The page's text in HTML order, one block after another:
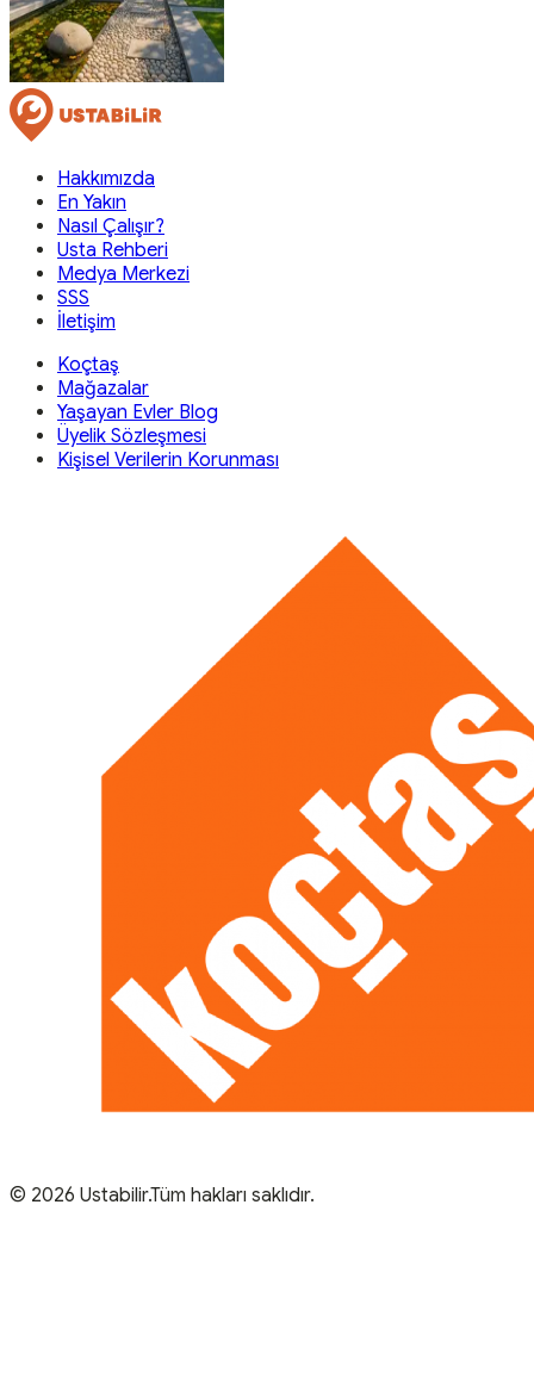
Hakkımızda
En Yakın
Nasıl Çalışır?
Usta Rehberi
Medya Merkezi
SSS
İletişim
Koçtaş
Mağazalar
Yaşayan Evler Blog
Üyelik Sözleşmesi
Kişisel Verilerin Korunması
© 2026 Ustabilir.Tüm hakları saklıdır.